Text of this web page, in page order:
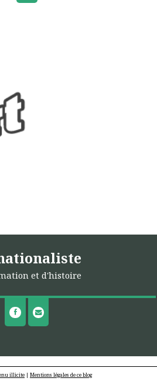
et d'histoire
illicite | Mentions légales de ce blog